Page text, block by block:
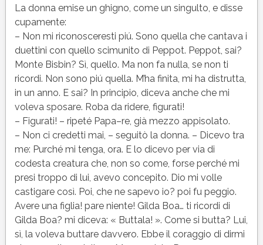
La donna emise un ghigno, come un singulto, e disse
cupamente:
– Non mi riconosceresti piú. Sono quella che cantava i
duettini con quello scimunito di Peppot. Peppot, sai?
Monte Bisbin? Sì, quello. Ma non fa nulla, se non ti
ricordi. Non sono piú quella. M’ha finita, mi ha distrutta,
in un anno. E sai? In principio, diceva anche che mi
voleva sposare. Roba da ridere, figurati!
– Figurati! – ripeté Papa–re, già mezzo appisolato.
– Non ci credetti mai, – seguitò la donna. – Dicevo tra
me: Purché mi tenga, ora. E lo dicevo per via di
codesta creatura che, non so come, forse perché mi
presi troppo di lui, avevo concepito. Dio mi volle
castigare così. Poi, che ne sapevo io? poi fu peggio.
Avere una figlia! pare niente! Gilda Boa… ti ricordi di
Gilda Boa? mi diceva: « Buttala! ». Come si butta? Lui,
sì, la voleva buttare davvero. Ebbe il coraggio di dirmi